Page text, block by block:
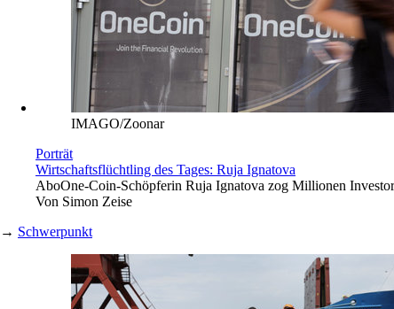
IMAGO/Zoonar
Porträt
Wirtschaftsflüchtling des Tages: Ruja Ignatova
AboOne-Coin-Schöpferin Ruja Ignatova zog Millionen
Von Simon Zeise
→ Schwerpunkt